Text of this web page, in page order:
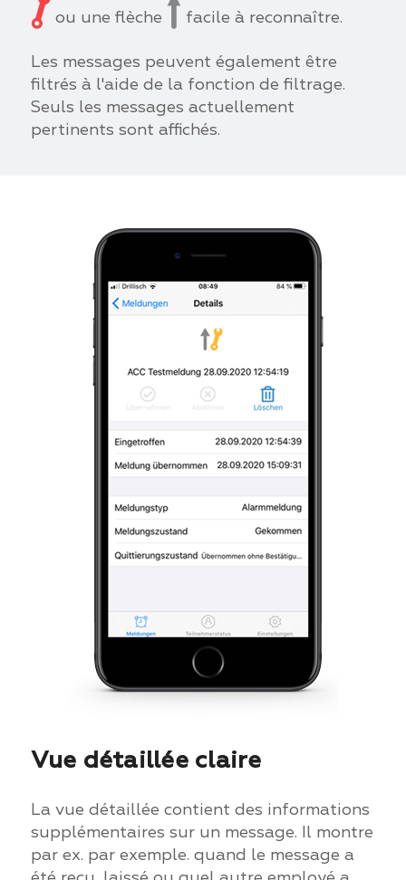
ou une flèche
facile à reconnaître.
Les messages peuvent également être
filtrés à l'aide de la fonction de filtrage.
Seuls les messages actuellement
pertinents sont affichés.
Vue détaillée claire
La vue détaillée contient des informations
supplémentaires sur un message. Il montre
par ex. par exemple. quand le message a